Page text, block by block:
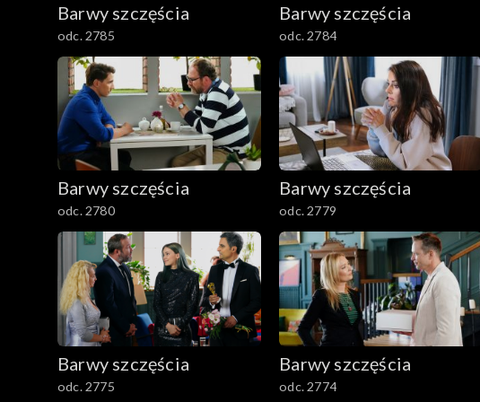
1801–1900
1701–1800
1601–1700
1501–1600
1401–1500
1301–1400
1201–1300
1101–1200
1001–1100
Barwy szczęścia
odc. 2785
Barwy szczęścia
odc. 2784
Barwy szczęścia
odc. 2780
Barwy szczęścia
odc. 2779
Barwy szczęścia
odc. 2775
Barwy szczęścia
odc. 2774